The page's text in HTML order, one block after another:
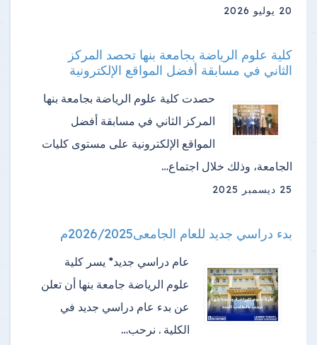
20 يوليو 2026
كلية علوم الرياضة بجامعة بنها تحصد المركز
الثاني في مسابقة أفضل المواقع الإلكترونية
حصدت كلية علوم الرياضة بجامعة بنها
المركز الثاني في مسابقة أفضل
المواقع الإلكترونية على مستوى كليات
الجامعة، وذلك خلال اجتماع…
25 ديسمبر 2025
بدء دراسي جديد للعام الجامعى2026/2025م
عام دراسي جديد* يسر كلية
علوم الرياضة جامعة بنها أن تعلن
عن بدء عام دراسي جديد في
الكلية . نرحب…